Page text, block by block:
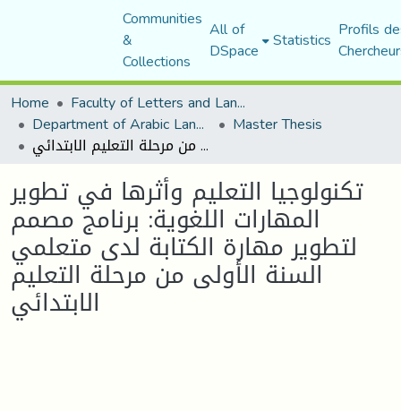
Communities
&
Collections
All of
DSpace Statistics Profils
Home
Faculty of Letters and Languages
Department of Arabic Language and Literature Master Thesis
تكنولوجيا التعليم وأثرها في تطوير المهارات اللغوية: برنامج مصمم لتطوير مهارة الكتابة لدى متعلمي السنة الأولى من مرحلة التعليم الابتدائي
تكنولوجيا التعليم وأثرها في تطوير
المهارات اللغوية: برنامج مصمم
لتطوير مهارة الكتابة لدى متعلمي
السنة الأولى من مرحلة التعليم
الابتدائي